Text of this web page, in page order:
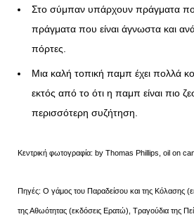
Στο σύμπαν υπάρχουν πράγματα
πράγματα που είναι άγνωστα και
πόρτες.
Μια καλή τοπική παμπ έχει πολλά
εκτός από το ότι η παμπ είναι πιο
περισσότερη συζήτηση.
Κεντρική φωτογραφία: by Thomas Phillips, oil on
Πηγές: Ο γάμος του Παραδείσου και της Κόλασης
της Αθωότητας (εκδόσεις Ερατώ), Τραγούδια της